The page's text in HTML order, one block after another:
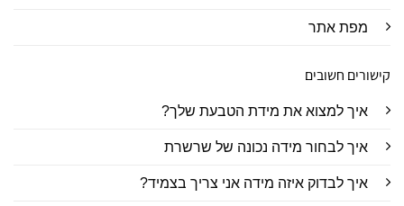
מפת אתר
קישורים חשובים
איך למצוא את מידת הטבעת שלך?
איך לבחור מידה נכונה של שרשרת
איך לבדוק איזה מידה אני צריך בצמיד?